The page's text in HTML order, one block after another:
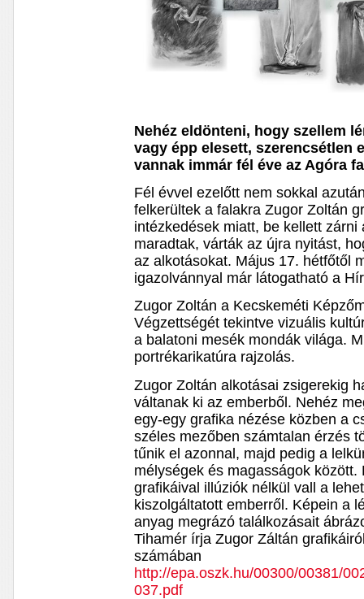
Nehéz eldönteni, hogy szellem
vagy épp elesett, szerencsétlen
vannak immár fél éve az Agóra
Fél évvel ezelőtt nem sokkal
felkerültek a falakra Zugor Zoltán
intézkedések miatt, be kellett zárni
maradtak, várták az újra nyitást,
az alkotásokat. Május 17. hétfőtől
igazolvánnyal már látogatható a
Zugor Zoltán a Kecskeméti
Végzettségét tekintve vizuális
a balatoni mesék mondák világa.
portrékarikatúra rajzolás.
Zugor Zoltán alkotásai zsigerekig
váltanak ki az emberből. Nehéz
egy-egy grafika nézése közben a
széles mezőben számtalan érzés
tűnik el azonnal, majd pedig a
mélységek és magasságok
grafikáival illúziók nélkül vall a
kiszolgáltatott emberről. Képein a
anyag megrázó találkozásait
Tihamér írja Zugor Záltán
számában
http://epa.oszk.hu/00300/00381/
037.pdf